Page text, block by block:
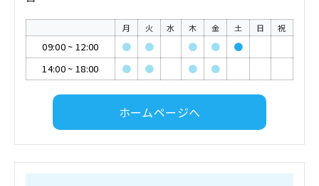
月 火 水 木 金 土 日 祝
09:00~ 12:00 ● ● ● ●
●
14:00~ 18:00 ● ● ● ●
ホームページへ